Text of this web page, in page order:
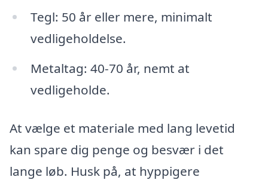
Tegl: 50 år eller mere, minimalt
vedligeholdelse.
Metaltag: 40-70 år, nemt at
vedligeholde.
At vælge et materiale med lang levetid
kan spare dig penge og besvær i det
lange løb. Husk på, at hyppigere